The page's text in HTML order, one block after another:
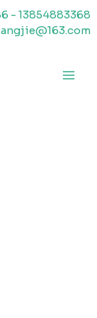
- 13854883368